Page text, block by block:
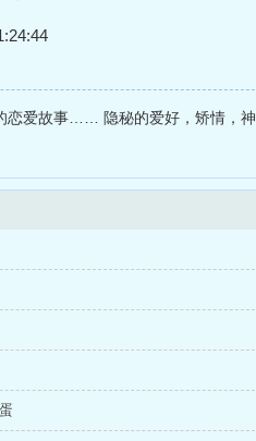
恋爱故事…… 隐秘的爱好，矫情，神